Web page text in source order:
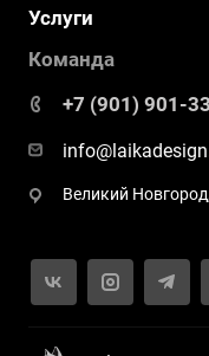
Услуги
Команда
+7 (901) 901-
Великий